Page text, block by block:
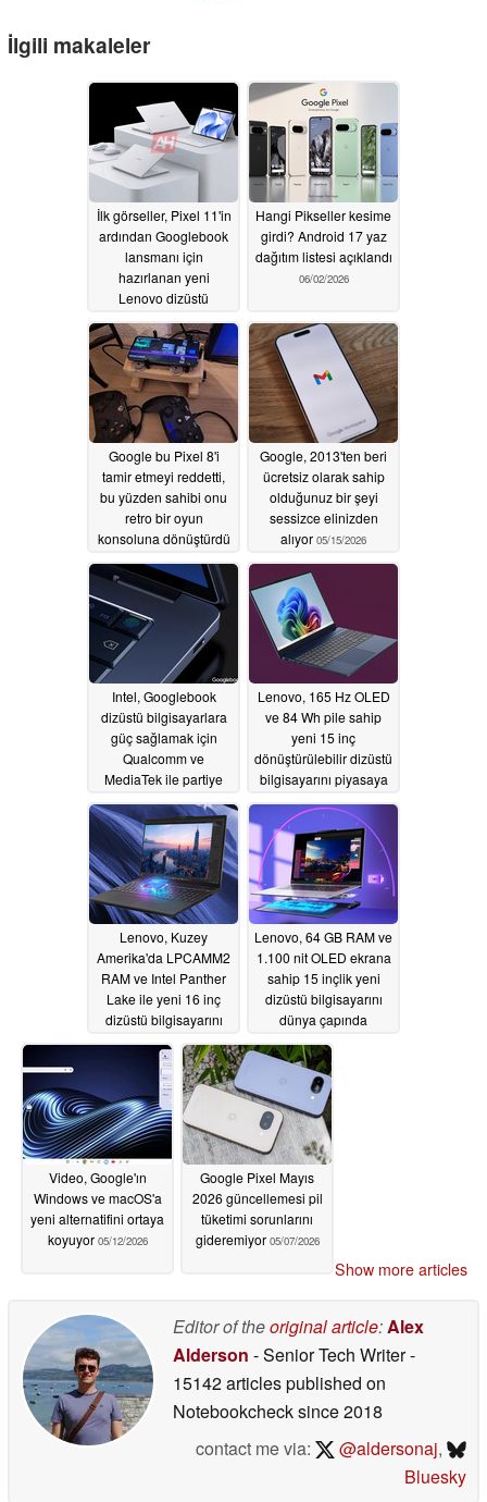
İlgili makaleler
İlk görseller, Pixel 11'in
ardından Googlebook
lansmanı için
hazırlanan yeni
Lenovo dizüstü
arada tableti gösteriyor.
08/01/2026
Hangi Pikseller kesime
girdi? Android 17 yaz
dağıtım listesi açıklandı
06/02/2026
Google bu Pixel 8'i
tamir etmeyi reddetti,
bu yüzden sahibi onu
retro bir oyun
konsoluna dönüştürdü
05/21/2026
Google, 2013'ten beri
ücretsiz olarak sahip
olduğunuz bir şeyi
sessizce elinizden
alıyor 05/15/2026
Intel, Googlebook
dizüstü bilgisayarlara
güç sağlamak için
Qualcomm ve
MediaTek ile partiye
05/13/2026
Lenovo, 165 Hz OLED
ve 84 Wh pile sahip
yeni 15 inç
dönüştürülebilir dizüstü
bilgisayarını piyasaya
05/13/2026
Lenovo, Kuzey
Amerika'da LPCAMM2
RAM ve Intel Panther
Lake ile yeni 16 inç
dizüstü bilgisayarını
05/13/2026
Lenovo, 64 GB RAM ve
1.100 nit OLED ekrana
sahip 15 inçlik yeni
dizüstü bilgisayarını
dünya çapında
05/13/2026
Video, Google'ın
Windows ve macOS'a
yeni alternatifini ortaya
koyuyor 05/12/2026
Google Pixel Mayıs
2026 güncellemesi pil
tüketimi sorunlarını
gideremiyor 05/07/2026
Show more articles
Editor of theoriginal article:Alex
Alderson - Senior Tech Writer-
15142 articles published on
Notebookchecksince 2018
contact me via:
@aldersonaj,
Bluesky